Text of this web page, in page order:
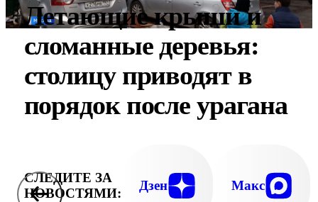
Летающие крыши и
сломанные деревья:
столицу приводят в
порядок после урагана
СЛЕДИТЕ ЗА
НОВОСТЯМИ:
Дзен Макс